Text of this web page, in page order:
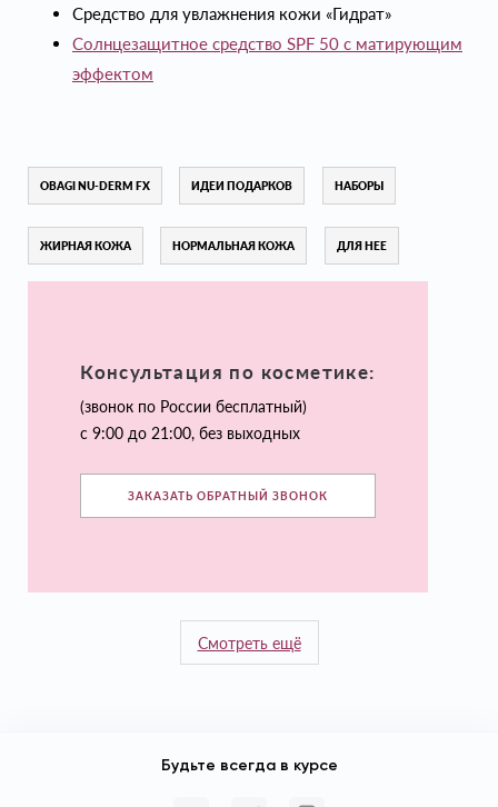
Средство для увлажнения кожи «Гидрат»
Солнцезащитное средство SPF 50 с матирующим
эффектом
OBAGI NU-DERM FX ИДЕИ ПОДАРКОВ НАБОРЫ
ЖИРНАЯ КОЖА НОРМАЛЬНАЯ КОЖА ДЛЯ НЕЕ
Консультация по косметике:
(звонок по России бесплатный)
с 9:00 до 21:00, без выходных
ЗАКАЗАТЬ ОБРАТНЫЙ ЗВОНОК
Смотреть ещё
Будьте всегда в курсе